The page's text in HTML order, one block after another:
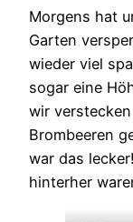
Morgens hat
Garten
wieder viel
sogar eine
wir
Brombeeren
war das
hinterher